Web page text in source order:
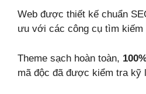
Web được thiết kế chuẩn
ưu với các công cụ tìm kiếm
Theme sạch hoàn toàn,
mã độc đã được kiểm tra kỹ